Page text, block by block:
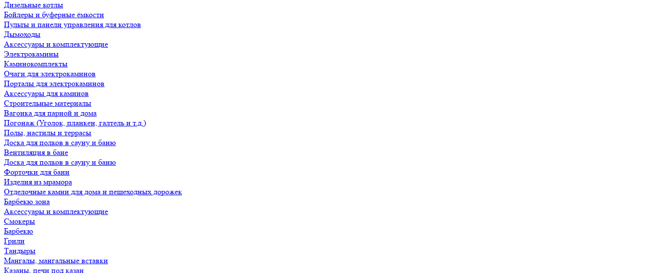
Дизельные котлы
Бойлеры и буферные ёмкости
Пульты и панели управления для котлов
Дымоходы
Аксессуары и комплектующие
Электрокамины
Каминокомплекты
Очаги для электрокаминов
Порталы для электрокаминов
Аксессуары для каминов
Строительные материалы
Вагонка для парной и дома
Погонаж (Уголок, планкен, галтель и т.д.)
Полы, настилы и террасы
Доска для полков в сауну и баню
Вентиляция в бане
Доска для полков в сауну и баню
Форточки для бани
Изделия из мрамора
Отделочные камни для дома и пешеходных дорожек
Барбекю зона
Аксессуары и комплектующие
Смокеры
Барбекю
Грили
Тандыры
Мангалы, мангальные вставки
Казаны, печи под казан